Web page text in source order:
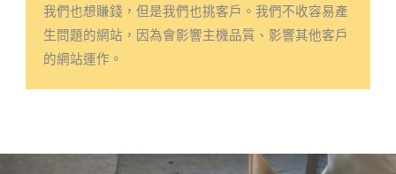
我們也想賺錢，但是我們也挑客戶。我們不收容易產
生問題的網站，因為會影響主機品質、影響其他客戶
的網站運作。​